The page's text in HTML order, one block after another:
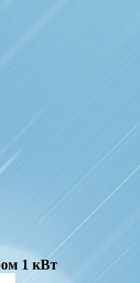
1 кВт